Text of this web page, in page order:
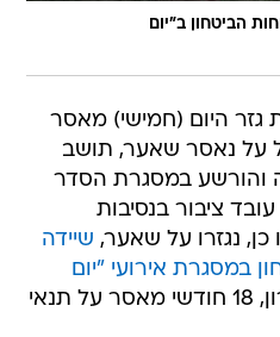
הביטחון ב"יום
היום (חמישי) מאסר
על נאסר שאער, תושב
37, שהודה והורשע במסגרת הסדר
ציבור בנסיבות
נגזרו על שאער, שיידה
במסגרת אירועי "יום
בחודש יוני האחרון, 18 חודשי מאסר על תנאי